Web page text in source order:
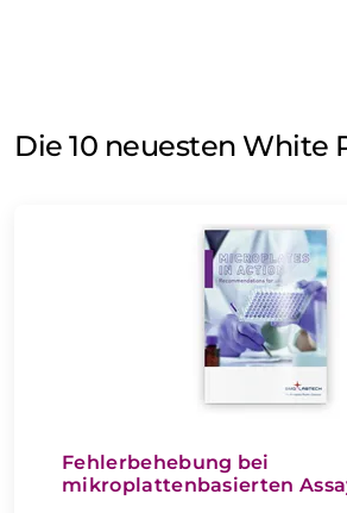
Die 10 neuesten White
Fehlerbehebung bei
mikroplattenbasierten